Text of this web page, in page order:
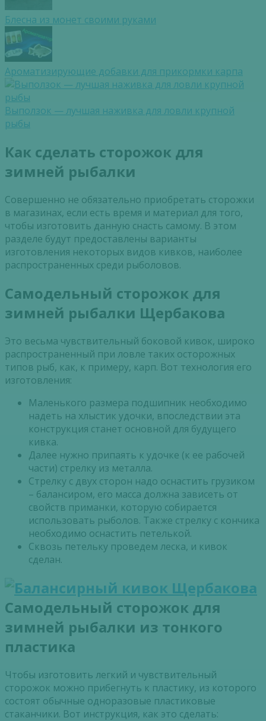
Блесна из монет своими руками
Ароматизирующие добавки для прикормки карпа
Выползок — лучшая наживка для ловли крупной
рыбы
Как сделать сторожок для
зимней рыбалки
Совершенно не обязательно приобретать сторожки
в магазинах, если есть время и материал для того,
чтобы изготовить данную снасть самому. В этом
разделе будут предоставлены варианты
изготовления некоторых видов кивков, наиболее
распространенных среди рыболовов.
Самодельный сторожок для
зимней рыбалки Щербакова
Это весьма чувствительный боковой кивок, широко
распространенный при ловле таких осторожных
типов рыб, как, к примеру, карп. Вот технология его
изготовления:
Маленького размера подшипник необходимо
надеть на хлыстик удочки, впоследствии эта
конструкция станет основной для будущего
кивка.
Далее нужно припаять к удочке (к ее рабочей
части) стрелку из металла.
Стрелку с двух сторон надо оснастить грузиком
– балансиром, его масса должна зависеть от
свойств приманки, которую собирается
использовать рыболов. Также стрелку с кончика
необходимо оснастить петелькой.
Сквозь петельку проведем леска, и кивок
сделан.
Самодельный сторожок для
зимней рыбалки из тонкого
пластика
Чтобы изготовить легкий и чувствительный
сторожок можно прибегнуть к пластику, из которого
состоят обычные одноразовые пластиковые
стаканчики. Вот инструкция, как это сделать: